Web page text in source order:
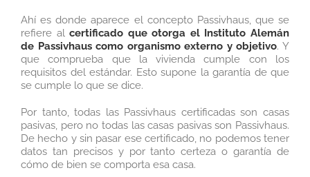
Ahí es donde aparece el concepto Passivhaus, que se
refiere alcertificado que otorga el Instituto Alemán
de Passivhaus como organismo externo y objetivo. Y
que comprueba que la vivienda cumple con los
requisitos del estándar. Esto supone la garantía de que
se cumple lo que se dice.
Por tanto, todas las Passivhaus certificadas son casas
pasivas, pero no todas las casas pasivas son Passivhaus.
De hecho y sin pasar ese certificado, no podemos tener
datos tan precisos y por tanto certeza o garantía de
cómo de bien se comporta esa casa.